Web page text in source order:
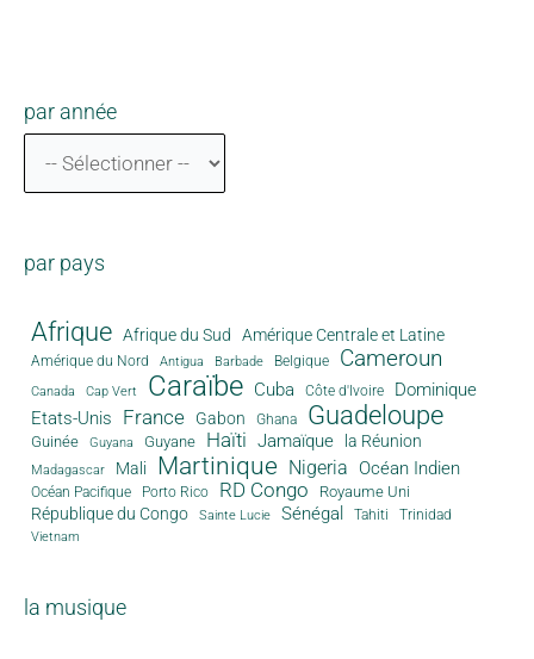
par année
par pays
Afrique Afrique du Sud Amérique Centrale et Latine
Amérique du Nord Antigua Barbade Belgique Cameroun
Canada Cap Vert Caraïbe Cuba Côte d'Ivoire
Dominique
Etats-Unis
France Gabon Ghana Guadeloupe
Guinée Guyana Guyane Haïti Jamaïque la Réunion
Madagascar Mali Martinique Nigeria Océan Indien
Océan Pacifique Porto Rico RD Congo Royaume Uni
République du Congo Sainte Lucie Sénégal Tahiti Trinidad
Vietnam
la musique